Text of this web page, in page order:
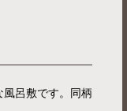
呂敷です。同柄